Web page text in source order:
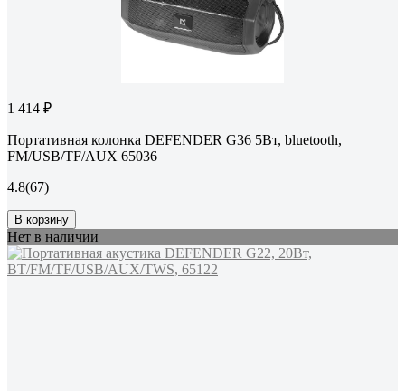
1 414 ₽
Портативная колонка DEFENDER G36 5Вт, bluetooth,
FM/USB/TF/AUX 65036
4.8(67)
В корзину
Нет в наличии